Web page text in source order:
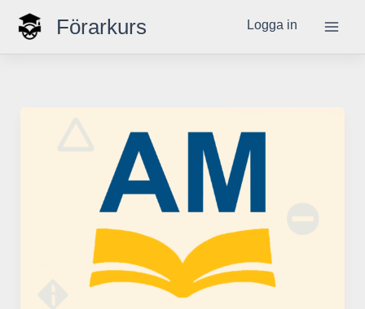
Hoppa
innehåll
Förarkurs Logga in